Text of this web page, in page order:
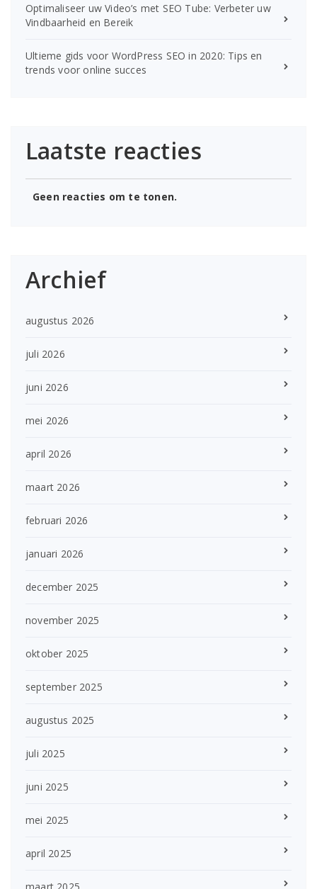
Optimaliseer uw Video’s met SEO Tube: Verbeter uw
Vindbaarheid en Bereik
Ultieme gids voor WordPress SEO in 2020: Tips en
trends voor online succes
Laatste reacties
Geen reacties om te tonen.
Archief
augustus 2026
juli 2026
juni 2026
mei 2026
april 2026
maart 2026
februari 2026
januari 2026
december 2025
november 2025
oktober 2025
september 2025
augustus 2025
juli 2025
juni 2025
mei 2025
april 2025